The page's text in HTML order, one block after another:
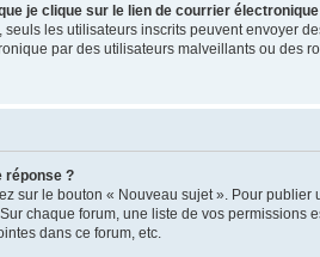
je clique sur le lien de courrier
les utilisateurs inscrits peuvent envoyer
par des utilisateurs malveillants ou des
réponse ?
sur le bouton « Nouveau sujet ». Pour
chaque forum, une liste de vos
dans ce forum, etc.